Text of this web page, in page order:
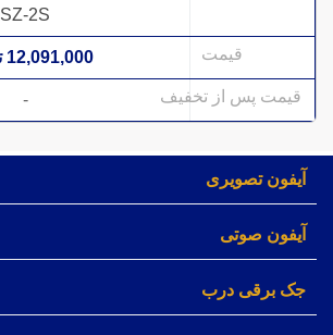
SZ-2S
12,091,000 تومان
-
آیفون تصویری
آیفون صوتی
جک برقی درب